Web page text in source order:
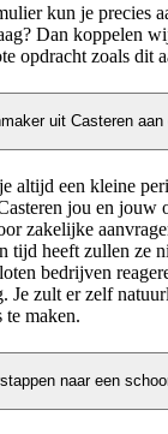
kun je precies
Dan koppelen
opdracht zoals dit
uit Casteren aan
altijd een kleine
jou en jouw
zakelijke
tijd heeft zullen ze
bedrijven
Je zult er zelf
maken.
naar een